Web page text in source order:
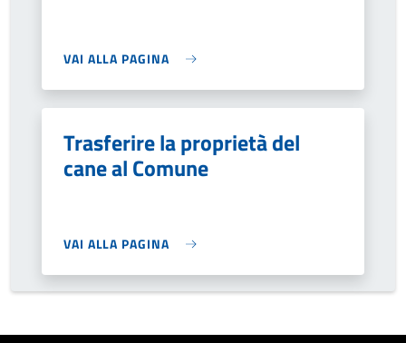
VAI ALLA PAGINA
Trasferire la proprietà del
cane al Comune
VAI ALLA PAGINA